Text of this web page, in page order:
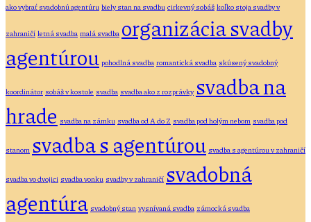
ako vybrať svadobnú agentúru biely stan na svadbu cirkevný sobáš koľko stoja svadby v
zahraničí letná svadba malá svadba organizácia svadby
agentúrou pohodlná svadba romantická svadba skúsený svadobný
koordinátor sobáš v kostole svadba svadba ako z rozprávky svadba na
hrade svadba na zámku svadba od A do Z svadba pod holým nebom svadba pod
stanom svadba s agentúrou svadba s agentúrou v zahraničí
svadba vo dvojici svadba vonku svadby v zahraničí svadobná
agentúra svadobný stan vysnívaná svadba zámocká svadba